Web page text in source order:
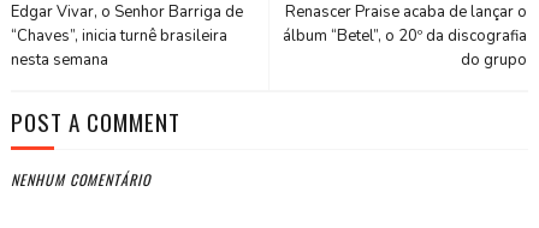
Renascer Praise acaba de lançar o
álbum “Betel”, o 20º da discografia
do grupo
Edgar Vivar, o Senhor Barriga de
“Chaves”, inicia turnê brasileira
nesta semana
POST A COMMENT
NENHUM COMENTÁRIO